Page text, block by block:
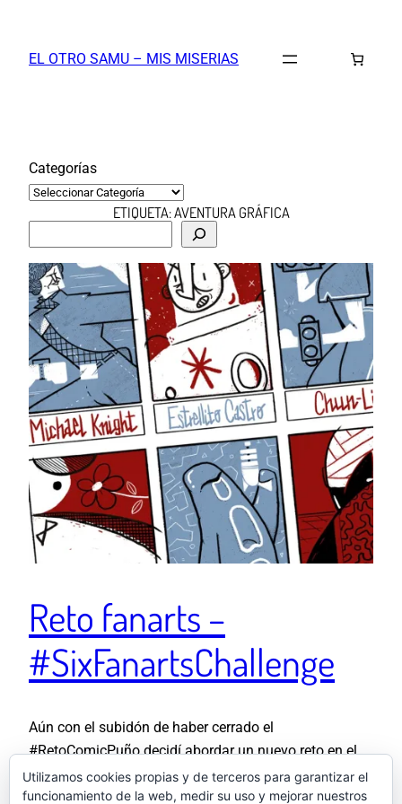
contenido
EL OTRO SAMU – MIS MISERIAS
Categorías
ETIQUETA:AVENTURA GRÁFICA
s
c
a
Reto fanarts –
#SixFanartsChallenge
Aún con el subidón de haber cerrado el
#RetoComicPuño decidí abordar un nuevo reto en el
que pudiera ahondar un poco en el uso de los colores
y los personajes. Llevaba un tiempo viendo vía Twitter
Utilizamos cookies propias y de terceros para garantizar el
funcionamiento de la web, medir su uso y mejorar nuestros